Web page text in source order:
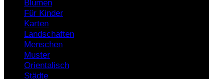
Blumen
Für Kinder
Karten
Landschaften
Menschen
Muster
Orientalisch
Städte